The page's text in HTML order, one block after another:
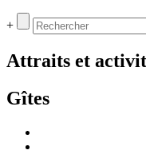
+
Attraits et
Gîtes